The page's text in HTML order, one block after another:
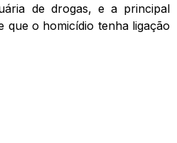
de drogas, e a principal
que o homicídio tenha ligação